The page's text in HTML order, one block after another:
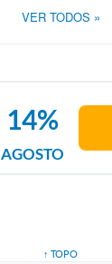
VER TODOS »
AGOSTO
14%
↑ TOPO